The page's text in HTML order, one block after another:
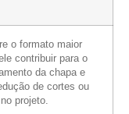
o formato maior
contribuir para o
da chapa e
de cortes ou
projeto.